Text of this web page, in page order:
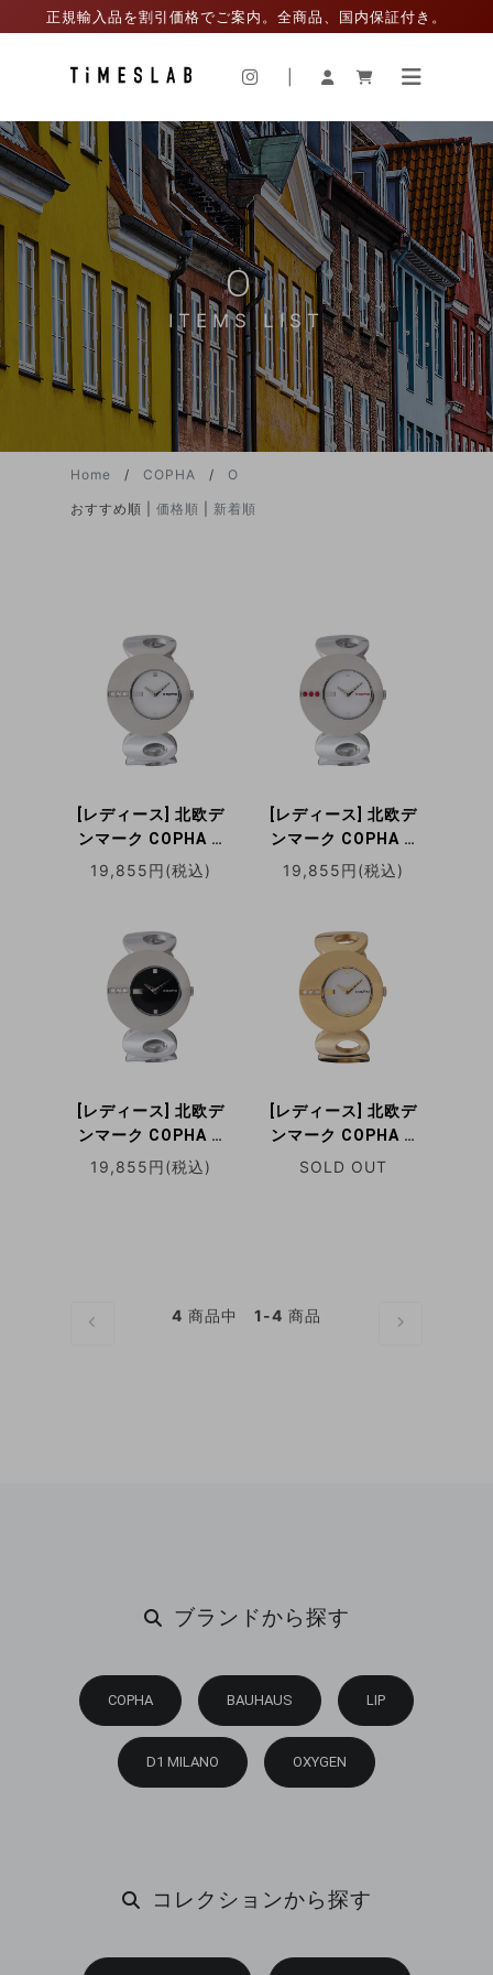
正規輸入品を割引価格でご案内。全商品、国内保証付き。
O
ITEMS LIST
Home COPHA O
おすすめ順 | 価格順 新着順
[レディース] 北欧デ
ンマーク COPHA O
コプハ オー シルバー
ォッチ ラインストー
ン クォーツ腕時計 日
本限定
19,855円(税込)
[レディース] 北欧デ
ンマーク COPHA O
コプハ オー シルバー
レット ドレスウォッ
チ レッドラインスト
ーン クォーツ腕時計
日本限定
19,855円(税込)
[レディース] 北欧デ
ンマーク COPHA O
コプハ オー シルバー
19,855円(税込)
[レディース] 北欧デ
ンマーク COPHA O
コプハ オー ゴールド
SOLD OUT
4 商品中 1-4 商品
ブランドから探す
COPHA BAUHAUS LIP
D1 MILANO OXYGEN
コレクションから探す